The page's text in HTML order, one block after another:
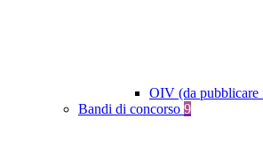
OIV (da pubblicare
Bandi di concorso 9